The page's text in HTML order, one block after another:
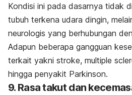
Kondisi ini pada dasarnya tidak
tubuh terkena udara dingin,
neurologis yang berhubungan
Adapun beberapa gangguan
terkait yakni stroke, multiple
hingga penyakit Parkinson.
9. Rasa takut dan